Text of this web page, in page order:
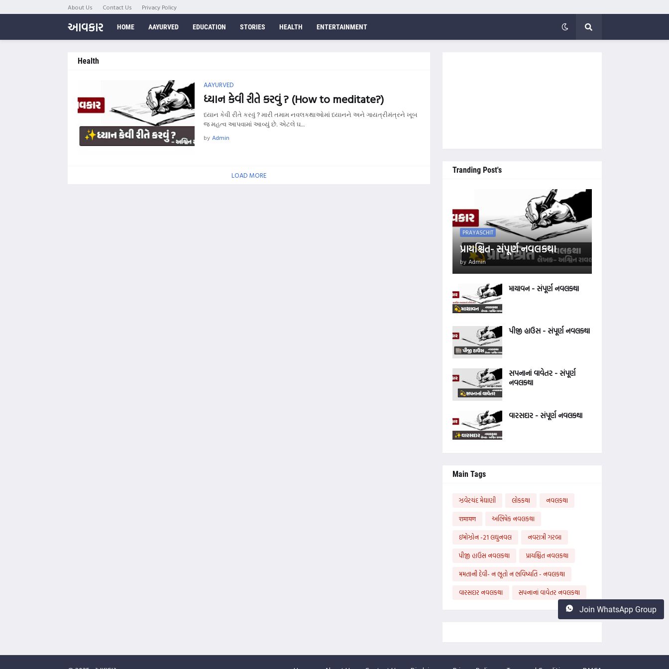
About Us Contact Us Privacy Policy
આવકાર HOME AAYURVED EDUCATION STORIES HEALTH ENTERTAINMENT
Health
AAYURVED
ધ્યાન કેવી રીતે કરવું ? (How to meditate?)
ધ્યાન કેવી રીતે કરવું ? મારી તમામ નવલકથાઓમાં ધ્યાનને અને ગાયત્રીમંત્રને ખૂબ
જ મહત્વ આપવામાં આવ્યું છે. એટલે ઘ…
by Admin
LOAD MORE Tranding Post's
PRAYASCHIT
પ્રાયશ્ચિત- સંપૂર્ણ નવલકથા
by Admin
માયાવન - સંપૂર્ણ નવલકથા
પીજી હાઉસ - સંપૂર્ણ નવલકથા
સપનાનાં વાવેતર - સંપૂર્ણ
નવલકથા
વારસદાર - સંપૂર્ણ નવલકથા
Main Tags
ઝવેરચંદ મેઘાણી લોકકથા
નવલકથા
रामायण
અભિષેક નવલકથા
ઇમોઝોન -21 લઘુનવલ
નવરાત્રી ગરબા
પીજી હાઉસ નવલકથા
પ્રાયશ્ચિત નવલકથા
મમતાની દેવી- ન ભૂતો ન ભવિષ્યતિ - નવલકથા
વારસદાર નવલકથા
સપનાનાં વાવેતર નવલકથા
Join WhatsApp Group